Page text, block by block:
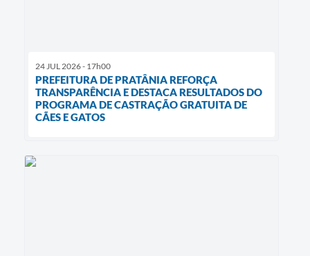
24 JUL 2026 - 17h00
PREFEITURA DE PRATÂNIA REFORÇA
TRANSPARÊNCIA E DESTACA RESULTADOS DO
PROGRAMA DE CASTRAÇÃO GRATUITA DE
CÃES E GATOS